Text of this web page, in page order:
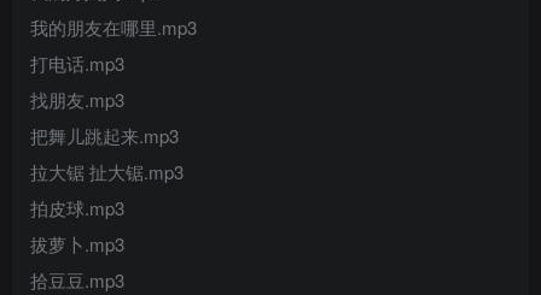
我的朋友在哪里.mp3
打电话.mp3
找朋友.mp3
把舞儿跳起来.mp3
拉大锯 扯大锯.mp3
拍皮球.mp3
拔萝卜.mp3
拾豆豆.mp3